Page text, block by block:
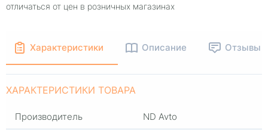
отличаться от цен в розничных магазинах
Характеристики Описание Отзывы
ХАРАКТЕРИСТИКИ ТОВАРА
Производитель
ND Avto